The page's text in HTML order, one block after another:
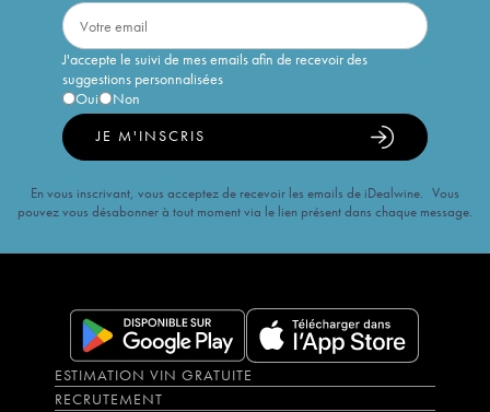
J'accepte le suivi de mes emails afin de recevoir des
suggestions personnalisées
Oui
Non
JE M'INSCRIS
En vous inscrivant, vous acceptez de recevoir les emails de iDealwine. Vous
pouvez vous désabonner à tout moment via le lien présent dans chaque message.
ESTIMATION VIN GRATUITE
RECRUTEMENT